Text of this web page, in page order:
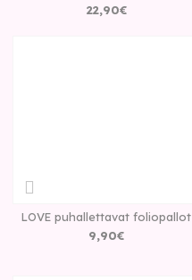
22,90€
LOVE puhallettavat foliopallot
9,90€